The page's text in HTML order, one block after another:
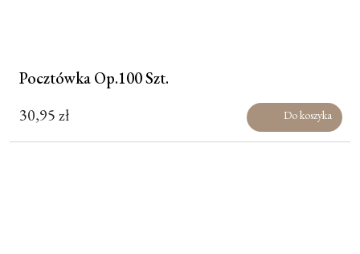
Pocztówka Op.100 Szt.
30,95zł Do koszyka